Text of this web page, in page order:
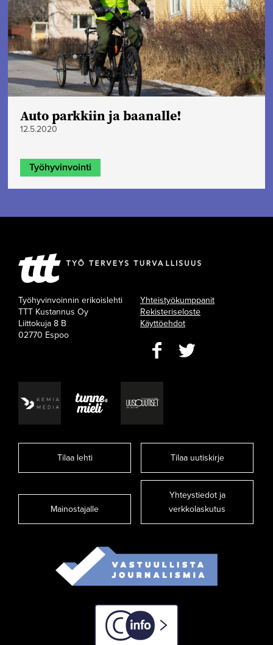
Auto parkkiin ja baanalle!
12.5.2020
Työhyvinvointi
Työhyvinvoinnin erikoislehti
TTT Kustannus Oy
Liittokuja 8 B
02770 Espoo
Yhteistyökumppanit
Rekisteriseloste
Käyttöehdot
Tilaa lehti Tilaa uutiskirje
Mainostajalle
Yhteystiedot ja
verkkolaskutus
C-info